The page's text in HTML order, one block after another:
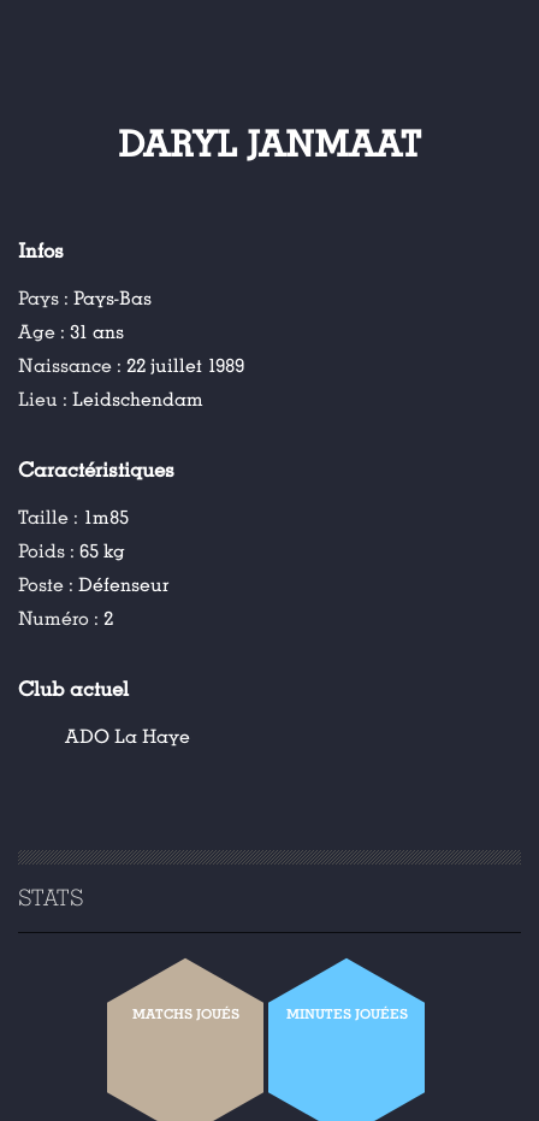
DARYL JANMAAT
Infos
Pays : Pays-Bas
Age : 31 ans
Naissance : 22 juillet 1989
Lieu : Leidschendam
Caractéristiques
Taille : 1m85
Poids : 65 kg
Poste : Défenseur
Numéro : 2
Club actuel
ADO La Haye
STATS
MATCHS JOUÉS MINUTES JOUÉES